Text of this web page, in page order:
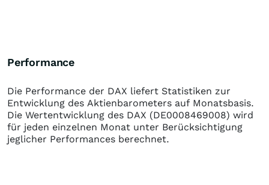
Performance
Die Performance der DAX liefert Statistiken zur
Entwicklung des Aktienbarometers auf Monatsbasis.
Die Wertentwicklung des DAX (DE0008469008) wird
für jeden einzelnen Monat unter Berücksichtigung
jeglicher Performances berechnet.